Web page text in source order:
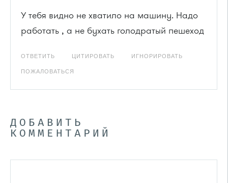
У тебя видно не хватило на машину. Надо
работать , а не бухать голодратый пешеход
ОТВЕТИТЬ ЦИТИРОВАТЬ ИГНОРИРОВАТЬ
ПОЖАЛОВАТЬСЯ
ДОБАВИТЬ
КОММЕНТАРИЙ